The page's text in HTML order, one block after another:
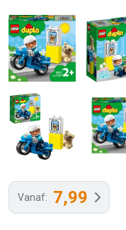
Vanaf: 7,99